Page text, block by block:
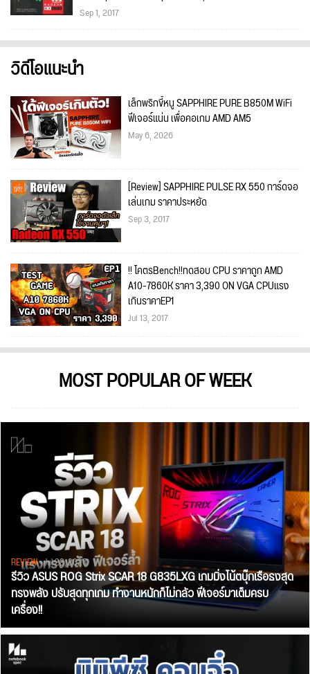
Sep 1, 2017
วิดีโอแนะนำ
เล็กพริกขี้หนู SAPPHIRE PURE B850M WiFi
ฟีเจอร์แน่น เพื่อคอเกม AMD AM5
May 6, 2026
[Review] SAPPHIRE PULSE RX 550 การ์ดจอ
เล่นเกม ราคาประหยัด
Sep 3, 2017
!! โคตรBench!!ทดสอบ CPU ราคาถูก AMD
A10-7860K ราคา 3,390 ON VGA CPUแรง
เกินราคาEP1
Jul 13, 2017
MOST POPULAR OF WEEK
REVIEW• Jul 28, 2026
รีวิว ASUS ROG Strix SCAR 18 G835LXG เกมมิ่งโน้ตบุ๊กเรือธงสุด
ทรงพลัง ปรับสุดทุกเกม ทำงานหนักก็ไม่กลัว ฟีเจอร์มาเต็มครบ
เครื่อง!!